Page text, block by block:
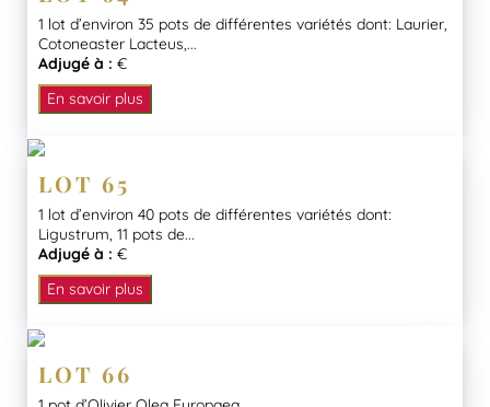
1 lot d’environ 35 pots de différentes variétés dont: Laurier,
Cotoneaster Lacteus,...
Adjugé à : €
En savoir plus
LOT 65
1 lot d’environ 40 pots de différentes variétés dont:
Ligustrum, 11 pots de...
Adjugé à : €
En savoir plus
LOT 66